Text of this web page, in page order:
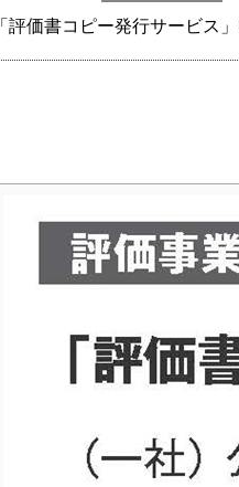
「評価書コピー発行サービス